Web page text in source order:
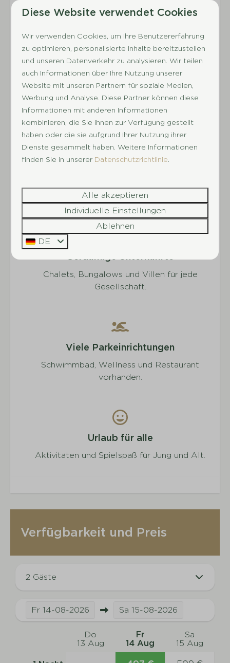
feststellen, dass Angestellte untergebracht
werden (direkt oder über Dritte), wird ihnen
sofort der Zugang zu unserer Anlage verwehrt
und sie erhalten keine Rückerstattung der
bezahlten Gebühren/Garantie.
Energie-Label:
Darum Landgoed Het Grote
Zand
und TT Circuit ganz in der Nähe.
Chalets, Bungalows und Villen für jede
Gesellschaft.
Viele Parkeinrichtungen
Schwimmbad, Wellness und Restaurant
vorhanden.
Urlaub für alle
Aktivitäten und Spielspaß für Jung und Alt.
Verfügbarkeit und Preis
2 Gäste
Fr 14-08-2026 Sa 15-08-2026
Do
13 Aug
Fr
14 Aug
Sa
15 Aug
Diese Website verwendet Cookies
Wir verwenden Cookies, um Ihre Benutzererfahrung
zu optimieren, personalisierte Inhalte bereitzustellen
und unseren Datenverkehr zu analysieren. Wir teilen
auch Informationen über Ihre Nutzung unserer
Website mit unseren Partnern für soziale Medien,
Werbung und Analyse. Diese Partner können diese
Informationen mit anderen Informationen
kombinieren, die Sie ihnen zur Verfügung gestellt
haben oder die sie aufgrund Ihrer Nutzung ihrer
Dienste gesammelt haben. Weitere Informationen
finden Sie in unserer Datenschutzrichtlinie
Alle akzeptieren
Individuelle Einstellungen
Ablehnen
DE